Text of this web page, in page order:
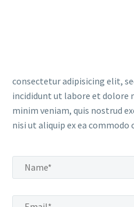
consectetur adipisicing elit,
incididunt ut labore et dolore
minim veniam, quis nostrud
nisi ut aliquip ex ea commodo